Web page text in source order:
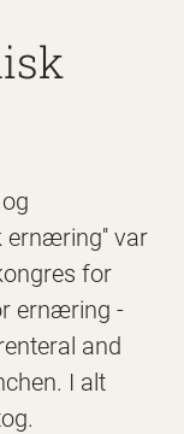
ernæring'' var
for
ernæring -
and
I alt